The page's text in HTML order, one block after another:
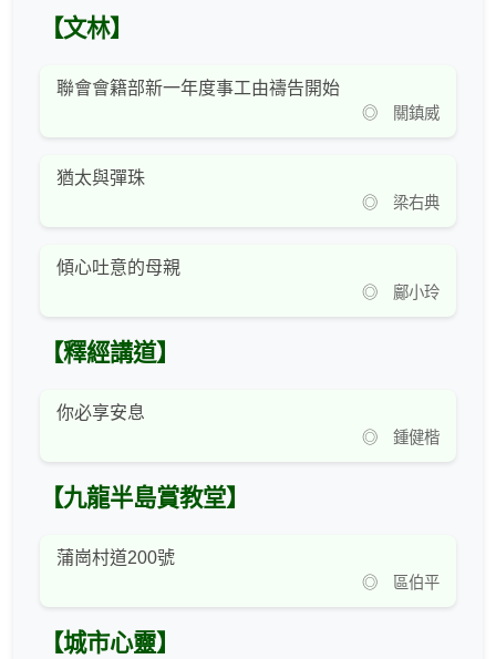
【文林】
聯會會籍部新一年度事工由禱告開始
◎ 關鎮威
猶太與彈珠
◎ 梁右典
傾心吐意的母親
◎ 鄺小玲
【釋經講道】
你必享安息
◎ 鍾健楷
【九龍半島賞教堂】
蒲崗村道200號
◎ 區伯平
【城市心靈】